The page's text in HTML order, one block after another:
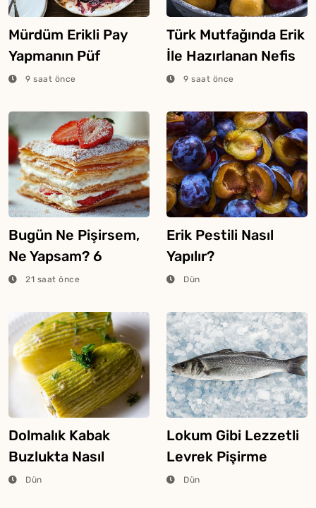
Mürdüm Erikli Pay
Yapmanın Püf
Noktaları
9 saat önce
Türk Mutfağında Erik
İle Hazırlanan Nefis
Yemekler
9 saat önce
Bugün Ne Pişirsem,
Ne Yapsam? 6
Ağustos 2026
21 saat önce
Erik Pestili Nasıl
Yapılır?
Dün
Dolmalık Kabak
Buzlukta Nasıl
Saklanır?
Dün
Lokum Gibi Lezzetli
Levrek Pişirme
Tüyosu
Dün